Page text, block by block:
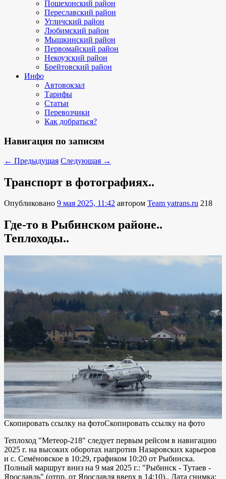
Пошехонский район
Переславский район
Угличский район
Любимский район
Мышкинский район
Первомайский район
Некоузский район
Брейтовский район
Инфо
Автовокзал
Тарифы
Статьи
Перевозчики
Как добраться?
Навигация по записям
← Предыдущая Следующая →
Транспорт в фотографиях..
Опубликовано 9 мая 2025, 11:42 автором Team yatrans.ru 218
Где-то в Рыбинском районе..
Теплоходы..
Скопировать ссылку на фотоСкопировать ссылку на фото
Теплоход "Метеор-218" следует первым рейсом в навигацию
2025 г. на высоких оборотах напротив Назаровских карьеров
и с. Семёновское в 10:29, графиком 10:20 от Рыбинска.
Полный маршрут вниз на 9 мая 2025 г.: "Рыбинск - Тутаев -
Ярославль" (отпр. от Ярославля вверх в 14:10).. Дата снимка: